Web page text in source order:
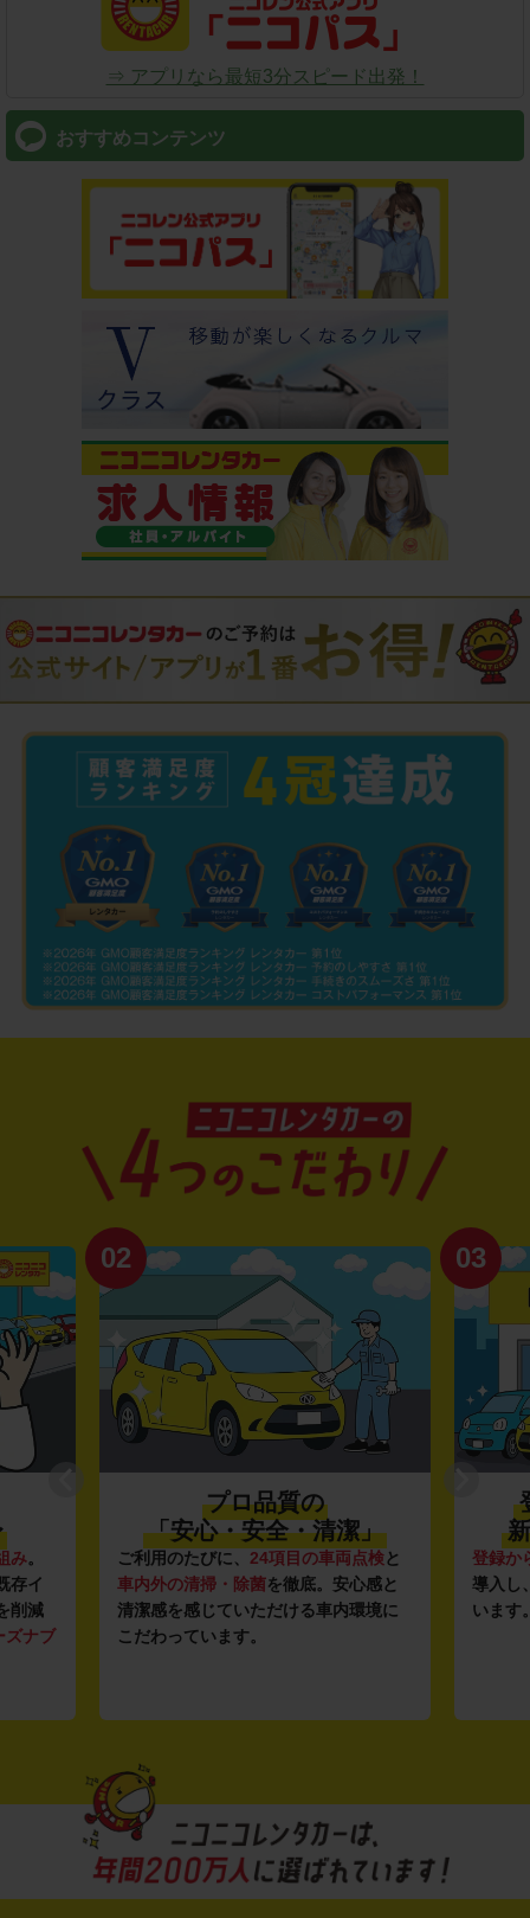
⇒ アプリなら最短3分スピード出発！
おすすめコンテンツ
み。
存イ
削減
ズナブ
02
プロ品質の
「安心・安全・清潔」
ご利用のたびに、 24項目の車両点検と
車内外の清掃・除菌を徹底。安心感と
清潔感を感じていただける車内環境に
こだわっています。
03
登録か
導入し
います